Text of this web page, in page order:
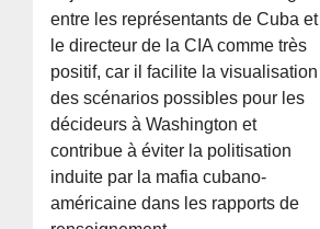
entre les représentants de Cuba et
le directeur de la CIA comme très
positif, car il facilite la visualisation
des scénarios possibles pour les
décideurs à Washington et
contribue à éviter la politisation
induite par la mafia cubano-
américaine dans les rapports de